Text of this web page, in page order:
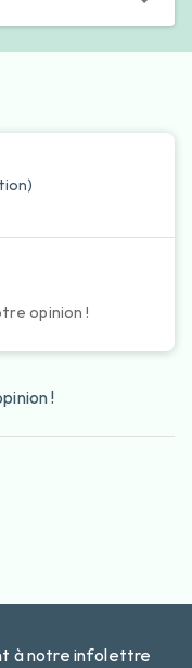
)
opinion !
!
à notre infolettre